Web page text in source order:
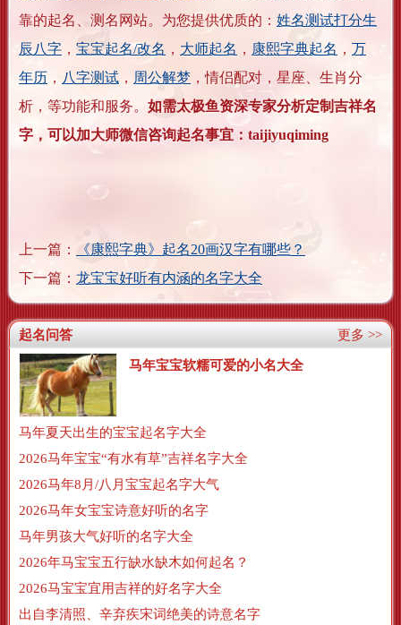
靠的起名、测名网站。为您提供优质的： 姓名测试打分生
辰八字 ， 宝宝起名/改名 ， 大师起名 ， 康熙字典起名 ， 万
年历 ， 八字测试 ， 周公解梦 ，情侣配对，星座、生肖分
析，等功能和服务。 如需太极鱼资深专家分析定制吉祥名
字，可以加大师微信咨询起名事宜：taijiyuqiming
上一篇：
《康熙字典》起名20画汉字有哪些？
下一篇： 龙宝宝好听有内涵的名字大全
更多 >>
起名问答
马年宝宝软糯可爱的小名大全
马年夏天出生的宝宝起名字大全
2026马年宝宝“有水有草”吉祥名字大全
2026马年8月/八月宝宝起名字大气
2026马年女宝宝诗意好听的名字
马年男孩大气好听的名字大全
2026年马宝宝五行缺水缺木如何起名？
2026马宝宝宜用吉祥的好名字大全
出自李清照、辛弃疾宋词绝美的诗意名字